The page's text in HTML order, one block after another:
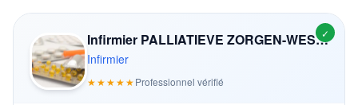
✓
Infirmier PALLIATIEVE ZORGEN-WESTHOEK OOSTENDE
Infirmier
★★★★★Professionnel vérifié